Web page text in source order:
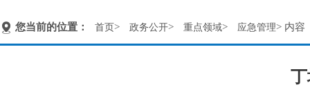
您当前的位置： 首页> 政务公开> 重点领域> 应急管理> 内容